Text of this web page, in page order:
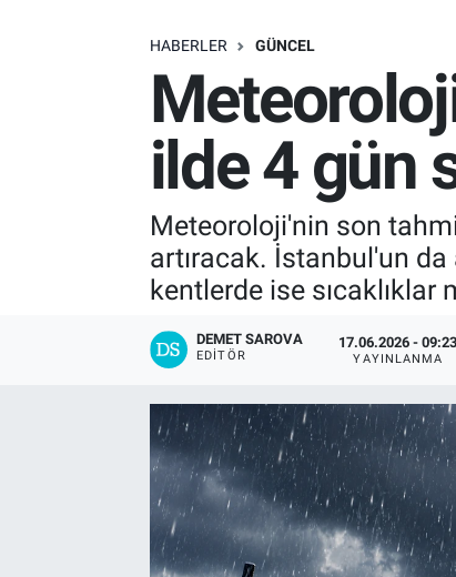
HABERLER GÜNCEL
ilde 4 gün
Meteoroloji'nin son
artıracak. İstanbul'un da
kentlerde ise sıcaklıklar
DEMET SAROVA
EDITÖR
17.06.2026 - 09:23
YAYINLANMA
ÖZEL HABER
RESMİ İLANLAR